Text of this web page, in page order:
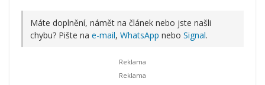
Máte doplnění, námět na článek nebo jste našli
chybu? Pište na e-mail, WhatsApp nebo Signal.